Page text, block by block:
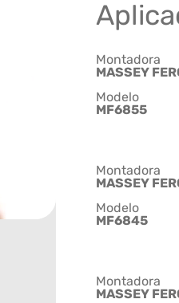
Montadora
MASSEY
Modelo
MF6855
Montadora
MASSEY
Modelo
MF6845
Montadora
MASSEY